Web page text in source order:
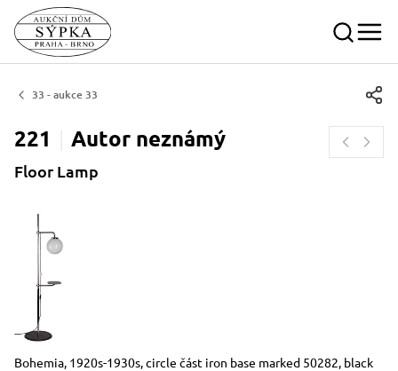
33 - aukce 33
221 Autor neznámý
Floor Lamp
Dimensions
Short item description
Bohemia, 1920s-1930s, circle část iron base marked 50282, black